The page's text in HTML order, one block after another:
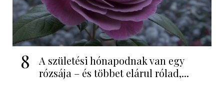
8
A születési hónapodnak van egy
rózsája – és többet elárul rólad,...